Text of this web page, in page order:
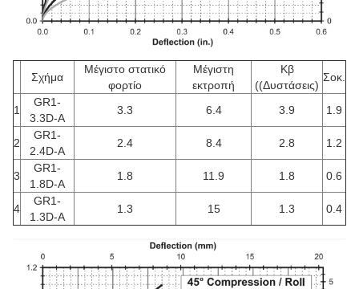
Σχήμα
Μέγιστο στατικό
φορτίο
Μέγιστη
εκτροπή
Κβ
((Δυστάσεις)
Σοκ.
1
GR1-
3.3D-A
3.3 6.4 3.9 1.9
2
GR1-
2.4D-A
2.4 8.4 2.8 1.2
3
GR1-
1.8D-A
1.8 11.9 1.8 0.6
4
GR1-
1.3D-A
1.3 15 1.3 0.4